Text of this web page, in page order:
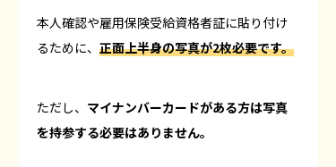
本人確認や雇用保険受給資格者証に貼り付け
るために、 正面上半身の写真が2枚必要です。
ただし、 マイナンバーカードがある方は写真
を持参する必要はありません。